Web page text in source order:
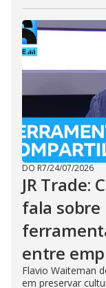
DO R7/24/07/2026
JR Trade:
fala
entre
Flavio Waiteman
em preservar